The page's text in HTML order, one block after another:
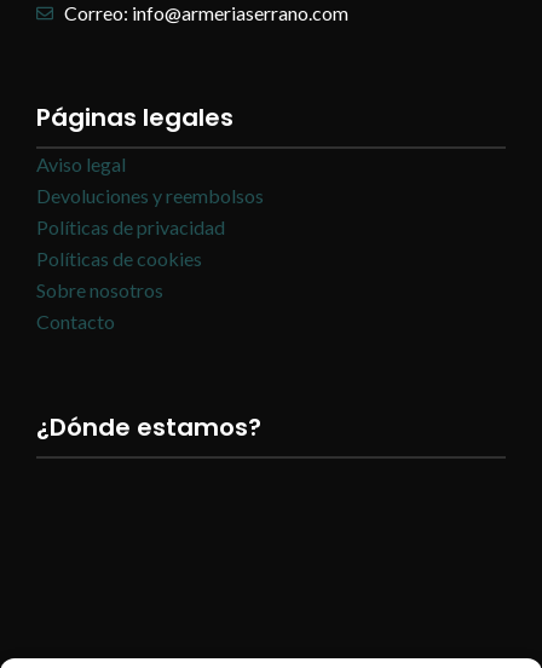
Correo: info@armeriaserrano.com
Páginas legales
Aviso legal
Devoluciones y reembolsos
Políticas de privacidad
Políticas de cookies
Sobre nosotros
Contacto
¿Dónde estamos?